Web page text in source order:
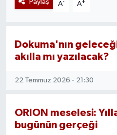
Paylaş A- A+
Dokuma'nın
akılla mı yazılacak?
22 Temmuz 2026 - 21:30
ORION meselesi:
bugünün gerçeği